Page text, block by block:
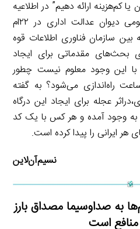
یا کم‌هزینه ارائه دهیم” در اطلاعیه
منتشر شده توسط روابط عمومی دیوان عدالت اداری در ۲۲ام
سازمان فناوری اطلاعات قوه
بحث‌های مقدماتی برای ایجاد
این وجود معلوم نیست چطور
درگاهی در عرض ۲۴ ساعت راه‌اندازی می‌شود؟ به گفته
عجله برای ایجاد این درگاه
وجود آمده و هر کس با یک کد
هر ایرانی را پیدا کرده است.
نسیم‌آن‌لاین
به صداوسیما مصداق بارز
است